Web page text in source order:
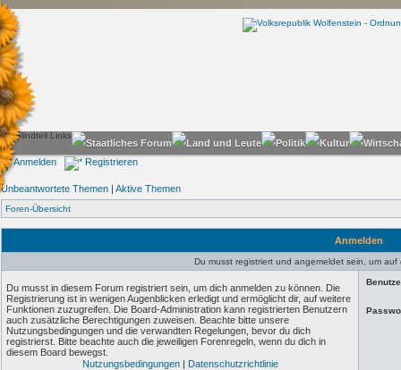
Anmelden Registrieren
Unbeantwortete Themen | Aktive Themen
Foren-Übersicht
Anmelden
Du musst registriert und angemeldet sein, um auf
Du musst in diesem Forum registriert sein, um dich anmelden zu können. Die
Registrierung ist in wenigen Augenblicken erledigt und ermöglicht dir, auf weitere
Funktionen zuzugreifen. Die Board-Administration kann registrierten Benutzern
auch zusätzliche Berechtigungen zuweisen. Beachte bitte unsere
Nutzungsbedingungen und die verwandten Regelungen, bevor du dich
registrierst. Bitte beachte auch die jeweiligen Forenregeln, wenn du dich in
diesem Board bewegst.
Nutzungsbedingungen| Datenschutzrichtlinie